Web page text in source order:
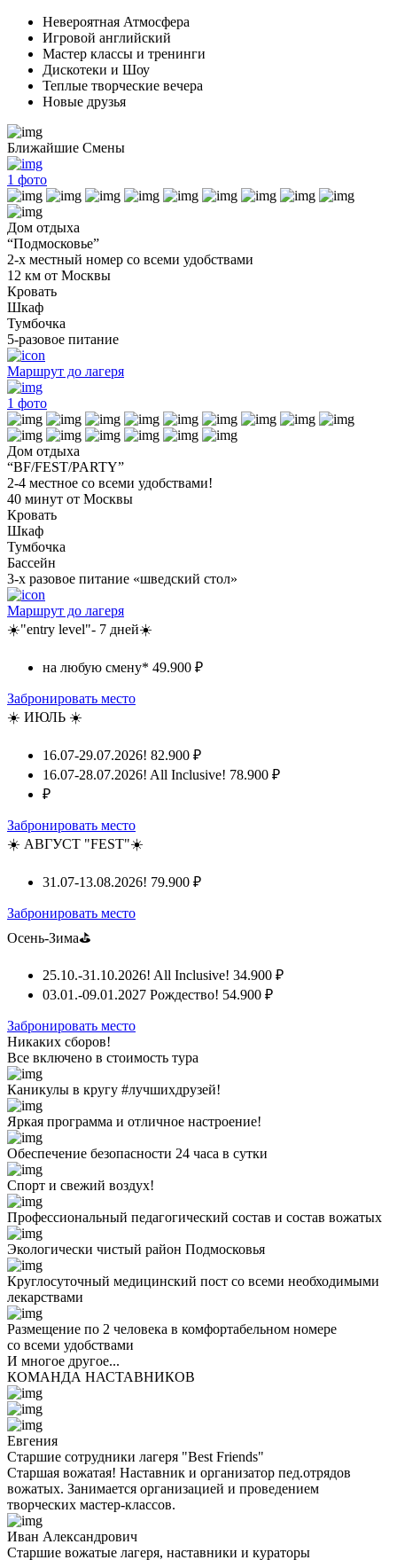
Невероятная Атмосфера
Игровой английский
Мастер классы и тренинги
Дискотеки и Шоу
Теплые творческие вечера
Новые друзья
Ближайшие Смены
1 фото
Дом отдыха
“Подмосковье”
2-х местный номер со всеми удобствами
12 км от Москвы
Кровать
Шкаф
Тумбочка
5-разовое питание
Маршрут до лагеря
1 фото
Дом отдыха
“BF/FEST/PARTY”
2-4 местное со всеми удобствами!
40 минут от Москвы
Кровать
Шкаф
Тумбочка
Бассейн
3-х разовое питание «шведский стол»
Маршрут до лагеря
☀️"entry level"- 7 дней☀️
на любую смену* 49.900 ₽
Забронировать место
☀️ ИЮЛЬ ☀️
16.07-29.07.2026! 82.900 ₽
16.07-28.07.2026! All Inclusive! 78.900 ₽
₽
Забронировать место
☀️ АВГУСТ "FEST"☀️
31.07-13.08.2026! 79.900 ₽
Забронировать место
Осень-Зима⛳
25.10.-31.10.2026! All Inclusive! 34.900 ₽
03.01.-09.01.2027 Рождество! 54.900 ₽
Забронировать место
Никаких сборов!
Все включено в стоимость тура
Каникулы в кругу #лучшихдрузей!
Яркая программа и отличное настроение!
Обеспечение безопасности 24 часа в сутки
Спорт и свежий воздух!
Профессиональный педагогический состав и состав вожатых
Экологически чистый район Подмосковья
Круглосуточный медицинский пост со всеми необходимыми
лекарствами
Размещение по 2 человека в комфортабельном номере
со всеми удобствами
И многое другое...
КОМАНДА НАСТАВНИКОВ
Евгения
Старшие сотрудники лагеря "Best Friends"
Старшая вожатая! Наставник и организатор пед.отрядов
вожатых. Занимается организацией и проведением
творческих мастер-классов.
Иван Александрович
Старшие вожатые лагеря, наставники и кураторы